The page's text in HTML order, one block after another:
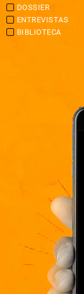
DOSSIER
ENTREVISTAS
BIBLIOTECA